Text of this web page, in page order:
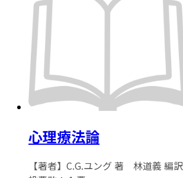
心理療法論
【著者】C.G.ユング 著 林道義 編訳